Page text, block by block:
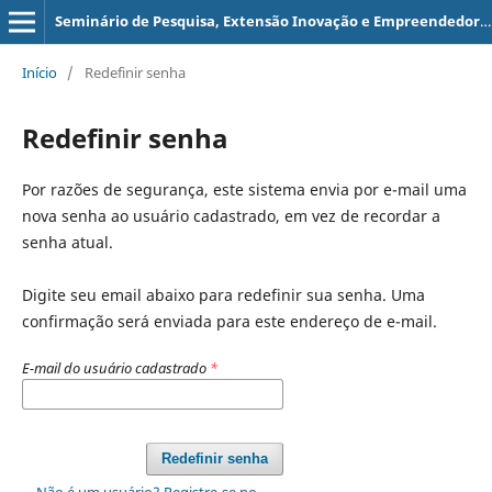
Seminário de Pesquisa, Extensão Inovação e Empreendedorismo do Centro de Estudos Interdisciplinares em Alimentação e Hospitalidade
Início / Redefinir senha
Redefinir senha
Por razões de segurança, este sistema envia por e-mail uma
nova senha ao usuário cadastrado, em vez de recordar a
senha atual.
Digite seu email abaixo para redefinir sua senha. Uma
confirmação será enviada para este endereço de e-mail.
E-mail do usuário cadastrado *
Redefinir senha